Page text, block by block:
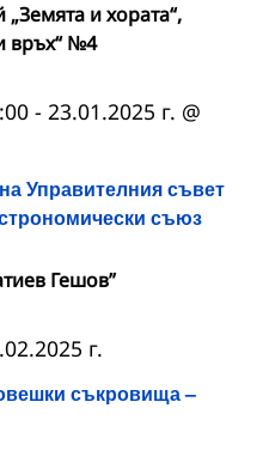
и хората“,
връх“ №4
Управителния съвет
съюз
- 23.01.2025 г. @
Гешов”
съкровища –
г.